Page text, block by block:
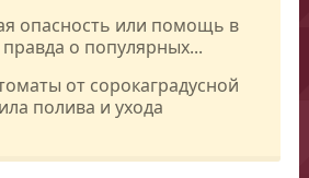
опасность или помощь в
о популярных...
от сорокаградусной
полива и ухода